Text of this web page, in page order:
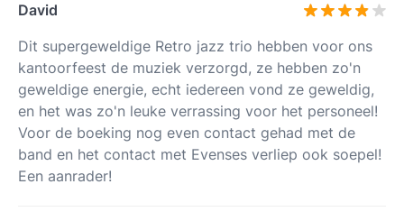
David
Dit supergeweldige Retro jazz trio hebben voor ons
kantoorfeest de muziek verzorgd, ze hebben zo'n
geweldige energie, echt iedereen vond ze geweldig,
en het was zo'n leuke verrassing voor het personeel!
Voor de boeking nog even contact gehad met de
band en het contact met Evenses verliep ook soepel!
Een aanrader!